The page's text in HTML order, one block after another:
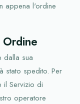
appena l'ordine
dalla sua
stato spedito. Per
il Servizio di
operatore